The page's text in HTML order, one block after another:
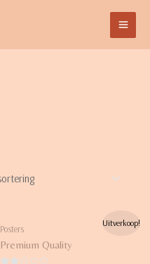
Uitverkoop!
Posters
Premium Quality